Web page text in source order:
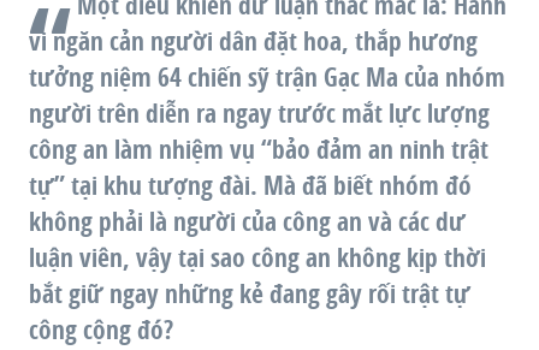
vi ngăn cản người dân đặt hoa, thắp hương
tưởng niệm 64 chiến sỹ trận Gạc Ma của nhóm
người trên diễn ra ngay trước mắt lực lượng
công an làm nhiệm vụ “bảo đảm an ninh trật
tự” tại khu tượng đài. Mà đã biết nhóm đó
không phải là người của công an và các dư
luận viên, vậy tại sao công an không kịp thời
bắt giữ ngay những kẻ đang gây rối trật tự
công cộng đó?